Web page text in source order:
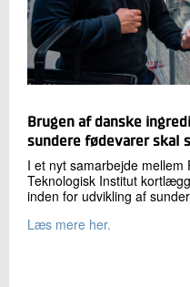
Brugen af danske
sundere fødevarer skal
I et nyt samarbejde mellem
Teknologisk Institut
inden for udvikling af
Læs mere her.